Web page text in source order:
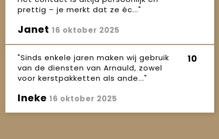
prettig – je merkt dat ze éc..."
Janet 16 oktober 2025
"Sinds enkele jaren maken wij gebruik
van de diensten van Arnauld, zowel
voor kerstpakketten als ande..."
10
Ineke 16 oktober 2025